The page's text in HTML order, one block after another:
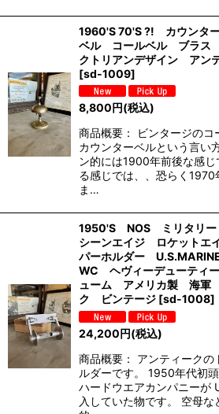
1960'S 70'S ?! カウンタ
ベル コールベル ブラ
クトリアンデザイン アン
[sd-1009]
8,800円(税込)
商品概要： ビンタージのコ
カウンターベルという言い
ン的には1900年前後な感
る感じでは、、恐らく
ま…
1950'S NOS ミリタリ
シーンエイジ ロケットエ
パーホルダー
WC ヘヴィーデューティ
ューム アメリカ製 海軍
ク ビンテージ [sd-1008]
24,200円(税込)
商品概要： アンティークの
ルダーです。 1950年代初
ハードウエアカンパニーが
入していた物です。 空母